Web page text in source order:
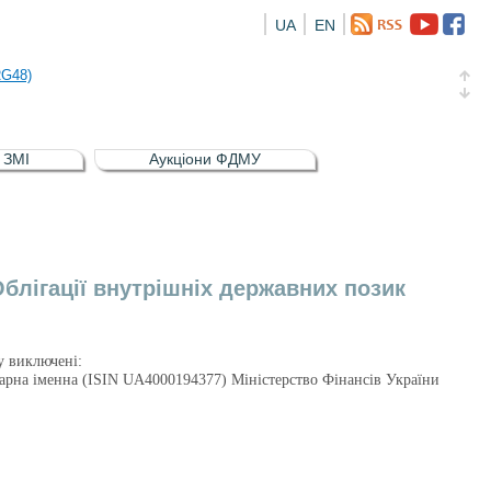
EN
UA
відсоткова електронна іменна (ISIN UA5000016726)
(ISIN UA4000232607)
відсоткова електронна іменна (ISIN UA5000016726)
ЗМІ Аукціони ФДМУ
внутрішніх державних позик
виключені:
іменна (ISIN UA4000194377) Міністерство Фінансів України